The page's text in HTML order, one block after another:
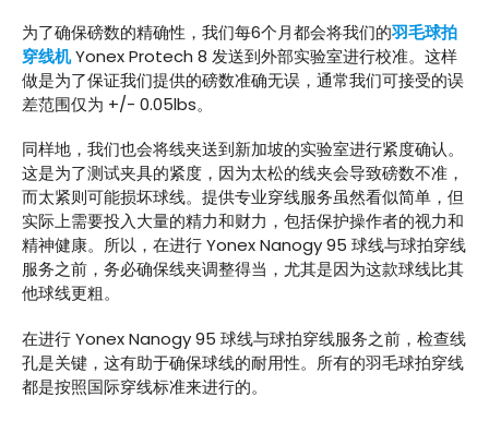
为了确保磅数的精确性，我们每6个月都会将我们的羽毛球拍
穿线机Yonex Protech 8 发送到外部实验室进行校准。这样
做是为了保证我们提供的磅数准确无误，通常我们可接受的误
差范围仅为 +/- 0.05lbs。
同样地，我们也会将线夹送到新加坡的实验室进行紧度确认。
这是为了测试夹具的紧度，因为太松的线夹会导致磅数不准，
而太紧则可能损坏球线。提供专业穿线服务虽然看似简单，但
实际上需要投入大量的精力和财力，包括保护操作者的视力和
精神健康。所以，在进行 Yonex Nanogy 95 球线与球拍穿线
服务之前，务必确保线夹调整得当，尤其是因为这款球线比其
他球线更粗。
在进行 Yonex Nanogy 95 球线与球拍穿线服务之前，检查线
孔是关键，这有助于确保球线的耐用性。所有的羽毛球拍穿线
都是按照国际穿线标准来进行的。